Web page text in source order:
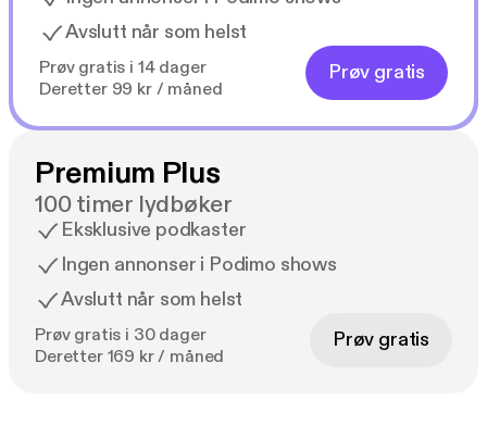
Avslutt når som helst
Prøv gratis i 14 dager
Deretter 99 kr / måned
Prøv gratis
Premium Plus
100 timer lydbøker
Eksklusive podkaster
Ingen annonser i Podimo shows
Avslutt når som helst
Prøv gratis i 30 dager
Deretter 169 kr / måned
Prøv gratis